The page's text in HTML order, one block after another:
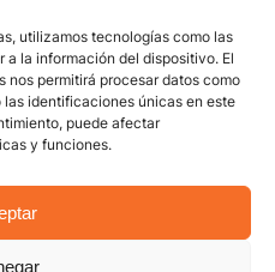
utilizamos tecnologías como las
la información del dispositivo. El
permitirá procesar datos como
identificaciones únicas en este
puede afectar
y funciones.
privacidad
y/o reembolsos
Condiciones